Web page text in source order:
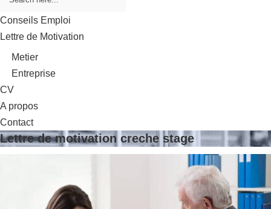
Conseils Emploi
Lettre de Motivation
Metier
Entreprise
CV
A propos
Contact
Lettre de motivation creche stage